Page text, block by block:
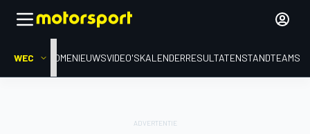
WEC HOMENIEUWSVIDEO'SKALENDERRESULTATENSTANDTEAMS